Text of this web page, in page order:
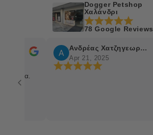
Dogger Petshop
Χαλάνδρι
78 Google Reviews
Ανδρέας Χατζηγεωργίου
Apr 21, 2025